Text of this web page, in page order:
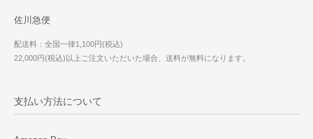
佐川急便
配送料：全国一律1,100円(税込)
22,000円(税込)以上ご注文いただいた場合、送料が無料になります。
支払い方法について